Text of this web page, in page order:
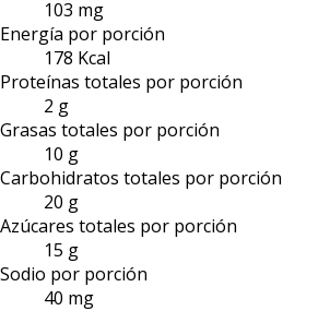
103 mg
Energía por porción
178 Kcal
Proteínas totales por porción
2 g
Grasas totales por porción
10 g
Carbohidratos totales por porción
20 g
Azúcares totales por porción
15 g
Sodio por porción
40 mg